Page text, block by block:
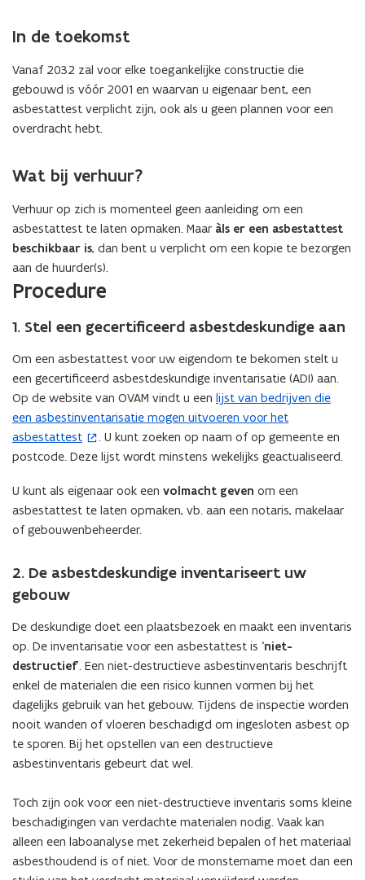
In de toekomst
Vanaf 2032 zal voor elke toegankelijke constructie die
gebouwd is vóór 2001 en waarvan u eigenaar bent, een
asbestattest verplicht zijn, ook als u geen plannen voor een
overdracht hebt.
Wat bij verhuur?
Verhuur op zich is momenteel geen aanleiding om een
asbestattest te laten opmaken. Maar àls er een asbestattest
beschikbaar is, dan bent u verplicht om een kopie te bezorgen
aan de huurder(s).
Procedure
1. Stel een gecertificeerd asbestdeskundige aan
Om een asbestattest voor uw eigendom te bekomen stelt u
een gecertificeerd asbestdeskundige inventarisatie (ADI) aan.
Op de website van OVAM vindt u een lijst van bedrijven die
een asbestinventarisatie mogen uitvoeren voor het
asbestattest
(
o
p
e
t
i
i
w
v
e
n
s
t
e
. U kunt zoeken op naam of op gemeente en
postcode. Deze lijst wordt minstens wekelijks geactualiseerd.
U kunt als eigenaar ook een volmacht geven om een
asbestattest te laten opmaken, vb. aan een notaris, makelaar
of gebouwenbeheerder.
2. De asbestdeskundige inventariseert uw
gebouw
De deskundige doet een plaatsbezoek en maakt een inventaris
op. De inventarisatie voor een asbestattest is ‘niet-
destructief’. Een niet-destructieve asbestinventaris beschrijft
enkel de materialen die een risico kunnen vormen bij het
dagelijks gebruik van het gebouw. Tijdens de inspectie worden
nooit wanden of vloeren beschadigd om ingesloten asbest op
te sporen. Bij het opstellen van een destructieve
asbestinventaris gebeurt dat wel.
Toch zijn ook voor een niet-destructieve inventaris soms kleine
beschadigingen van verdachte materialen nodig. Vaak kan
alleen een laboanalyse met zekerheid bepalen of het materiaal
asbesthoudend is of niet. Voor de monstername moet dan een